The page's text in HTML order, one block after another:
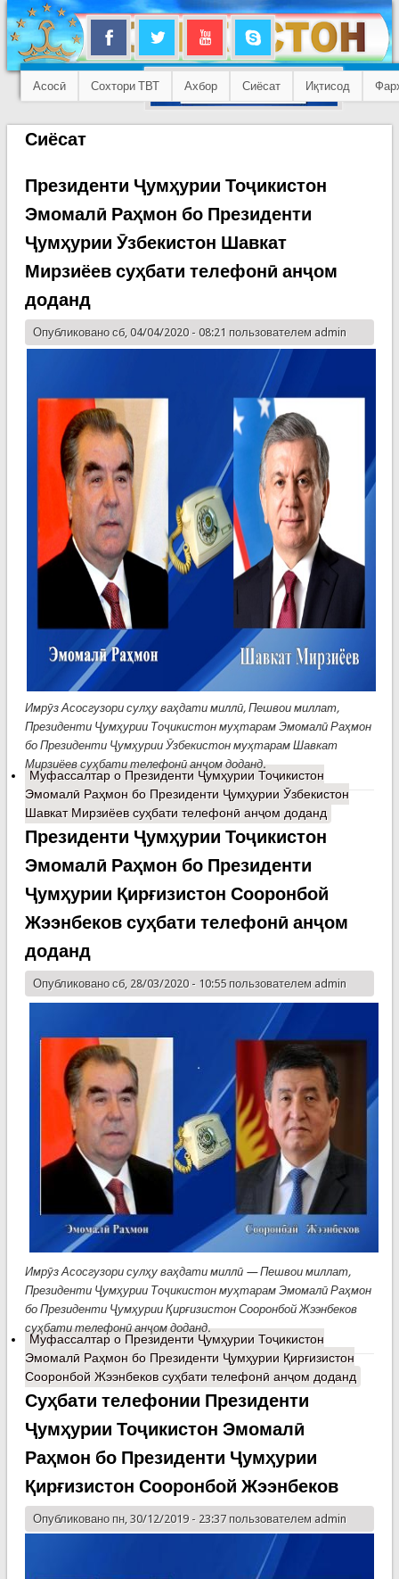
Асосӣ Сохтори ТВТ Ахбор Сиёсат Иқтисод
Сиёсат
Президенти Ҷумҳурии Тоҷикистон
Эмомалӣ Раҳмон бо Президенти
Ҷумҳурии Ӯзбекистон Шавкат
Мирзиёев суҳбати телефонӣ анҷом
доданд
Опубликовано сб, 04/04/2020 - 08:21 пользователем admin
Имрӯз Асосгузори сулҳу ваҳдати миллӣ, Пешвои миллат,
Президенти Ҷумҳурии Тоҷикистон муҳтарам Эмомалӣ Раҳмон
бо Президенти Ҷумҳурии Ӯзбекистон муҳтарам Шавкат
Мирзиёев суҳбати телефонӣ анҷом доданд.
Муфассалтаро Президенти Ҷумҳурии Тоҷикистон
Эмомалӣ Раҳмон бо Президенти Ҷумҳурии Ӯзбекистон
Шавкат Мирзиёев суҳбати телефонӣ анҷом доданд
Президенти Ҷумҳурии Тоҷикистон
Эмомалӣ Раҳмон бо Президенти
Ҷумҳурии Қирғизистон Сооронбой
Жээнбеков суҳбати телефонӣ анҷом
доданд
Опубликовано сб, 28/03/2020 - 10:55 пользователем admin
Имрӯз Асосгузори сулҳу ваҳдати миллӣ — Пешвои миллат,
Президенти Ҷумҳурии Тоҷикистон муҳтарам Эмомалӣ Раҳмон
бо Президенти Ҷумҳурии Қирғизистон Сооронбой Жээнбеков
суҳбати телефонӣ анҷом доданд.
Муфассалтаро Президенти Ҷумҳурии Тоҷикистон
Эмомалӣ Раҳмон бо Президенти Ҷумҳурии Қирғизистон
Сооронбой Жээнбеков суҳбати телефонӣ анҷом доданд
Суҳбати телефонии Президенти
Ҷумҳурии Тоҷикистон Эмомалӣ
Раҳмон бо Президенти Ҷумҳурии
Қирғизистон Сооронбой Жээнбеков
Опубликовано пн, 30/12/2019 - 23:37 пользователем admin